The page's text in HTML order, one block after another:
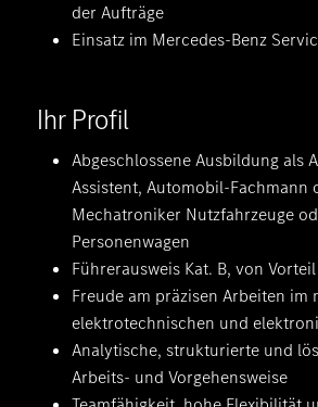
der Aufträge
Einsatz im Mercedes-Benz
Ihr Profil
Abgeschlossene Ausbildung als
Assistent, Automobil-Fachmann
Mechatroniker Nutzfahrzeuge
Personenwagen
Führerausweis Kat. B, von
Freude am präzisen Arbeiten im
elektrotechnischen und
Analytische, strukturierte und
Arbeits- und Vorgehensweise